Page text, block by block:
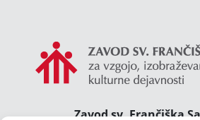
Zavod sv. Frančiška